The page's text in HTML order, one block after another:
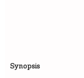
Synopsis